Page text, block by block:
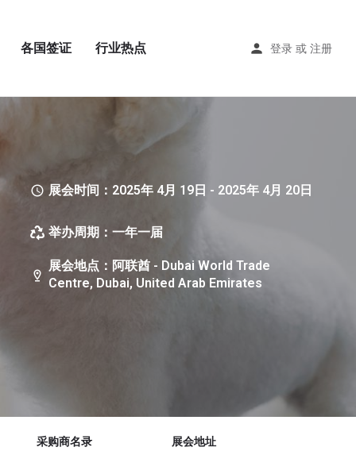
各国签证 行业热点 登录 或 注册
展会时间：2025年 4月 19日 - 2025年 4月 20日
举办周期：一年一届
展会地点：阿联酋 - Dubai World Trade
Centre, Dubai, United Arab Emirates
采购商名录 展会地址